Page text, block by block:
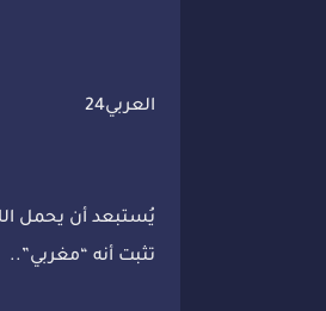
العربي24
يُستبعد أن يحمل
تثبت أنه “مغربي”..